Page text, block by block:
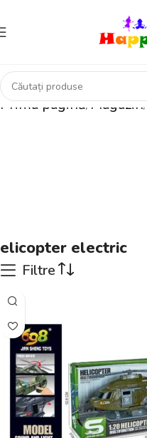
Prima pagină Magazin
elicopter electric
Filtre